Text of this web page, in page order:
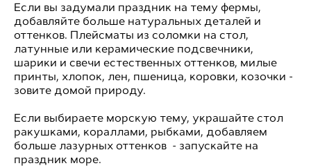
Если вы задумали праздник на тему фермы,
добавляйте больше натуральных деталей и
оттенков. Плейсматы из соломки на стол,
латунные или керамические подсвечники,
шарики и свечи естественных оттенков, милые
принты, хлопок, лен, пшеница, коровки, козочки -
зовите домой природу.
Если выбираете морскую тему, украшайте стол
ракушками, кораллами, рыбками, добавляем
больше лазурных оттенков - запускайте на
праздник море.